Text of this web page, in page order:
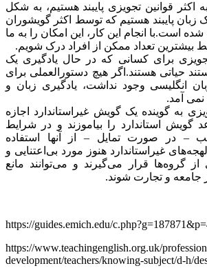
اکثر قوانین تجویزی پایبند هستیم، به شکل
زبان پایبند هستیم که توسط اکثر گویشوران
شده است.با انجام این کار، این امکان را به ما
بیشترین تعداد ممکن از افراد درک شویم.
برای کسانی که در حال یادگیری یک
حیاتی هستند.اگر هیچ دستورالعملی برای
انگلیسی وجود نداشت، یادگیری زبان و
آمد.
به گوینده یک گویش غیراستاندارد اجازه
گویش استاندارد را بیاموزند و در شرایط
– در صورت تمایل – از آنها استفاده
غیراستاندارد هنوز مورد بی‌اعتنایی و
گروه‌ها قرار می‌گیرند و می‌توانند مانع
جامعه و تجارت شوند.
https://guides.emich.edu/
https://www.teachingenglish.org.uk/
development/teachers/knowing-subject/d-h/